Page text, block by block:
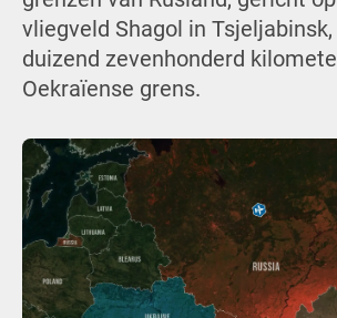
vliegveld Shagol in
duizend zevenhonderd
Oekraïense grens.